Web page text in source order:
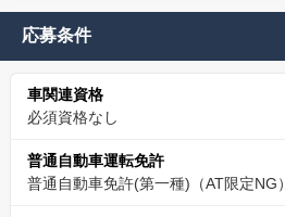
応募条件
車関連資格
必須資格なし
普通自動車運転免許
普通自動車免許(第一種)（AT限定NG）